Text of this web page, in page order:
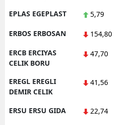
EPLAS EGEPLAST 5,79
ERBOS ERBOSAN 154,80
ERCB ERCIYAS
CELIK BORU
47,70
EREGL EREGLI
DEMIR CELIK
41,56
ERSU ERSU GIDA 22,74